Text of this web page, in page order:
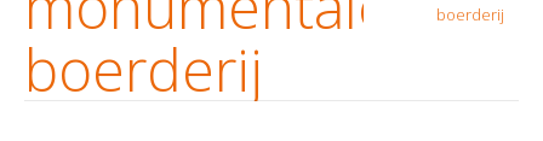
boerderij
boerderij